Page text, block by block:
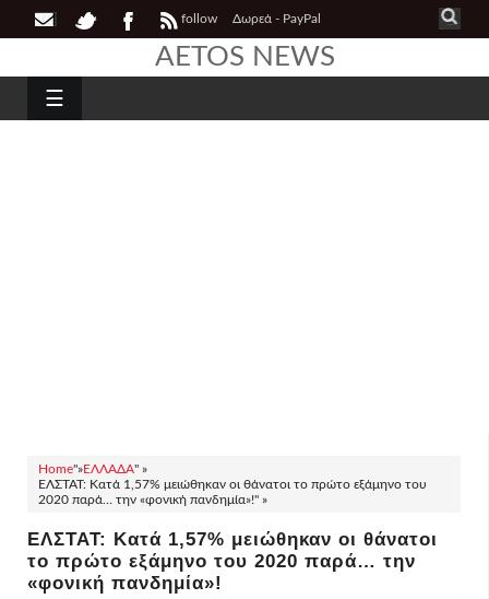
follow Δωρεά - PayPal
AETOS NEWS
☰
Home"»ΕΛΛΑΔΑ" »
ΕΛΣΤΑΤ: Κατά 1,57% μειώθηκαν οι θάνατοι το πρώτο εξάμηνο του
2020 παρά… την «φονική πανδημία»!" »
ΕΛΣΤΑΤ: Κατά 1,57% μειώθηκαν οι θάνατοι
το πρώτο εξάμηνο του 2020 παρά… την
«φονική πανδημία»!